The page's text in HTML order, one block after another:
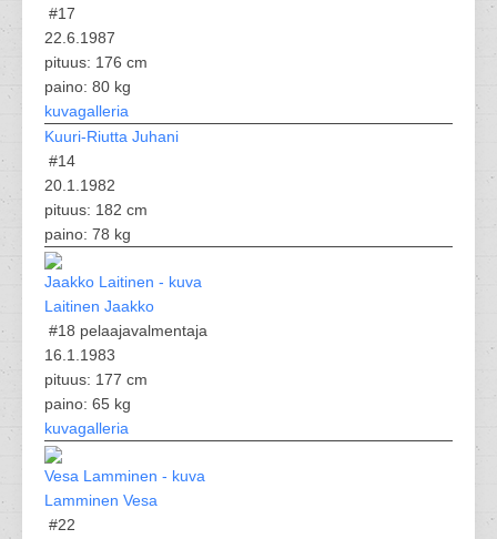
#17
22.6.1987
pituus: 176 cm
paino: 80 kg
kuvagalleria
Kuuri-Riutta Juhani
#14
20.1.1982
pituus: 182 cm
paino: 78 kg
Laitinen Jaakko
#18 pelaajavalmentaja
16.1.1983
pituus: 177 cm
paino: 65 kg
kuvagalleria
Lamminen Vesa
#22